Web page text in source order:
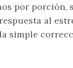
por porción,
al
simple